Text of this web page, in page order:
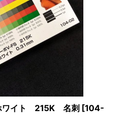
ワイト 215K 名刺 [104-